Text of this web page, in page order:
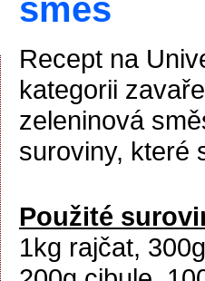
směs
Recept na
kategorii
zeleninová
suroviny, které
Použité
1kg rajčat,